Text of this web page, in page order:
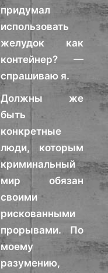
придумал
использовать
желудок как
контейнер? —
спрашиваю я.
Должны же
быть
конкретные
люди, которым
криминальный
мир обязан
своими
рискованными
прорывами. По
моему
разумению,